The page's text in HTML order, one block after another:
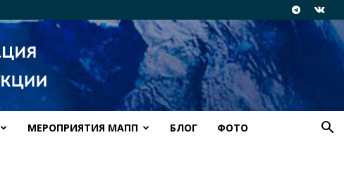
МЕРОПРИЯТИЯ МАПП БЛОГ ФОТО